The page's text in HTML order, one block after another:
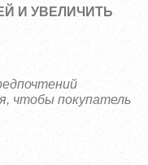
И УВЕЛИЧИТЬ
чтобы покупатель